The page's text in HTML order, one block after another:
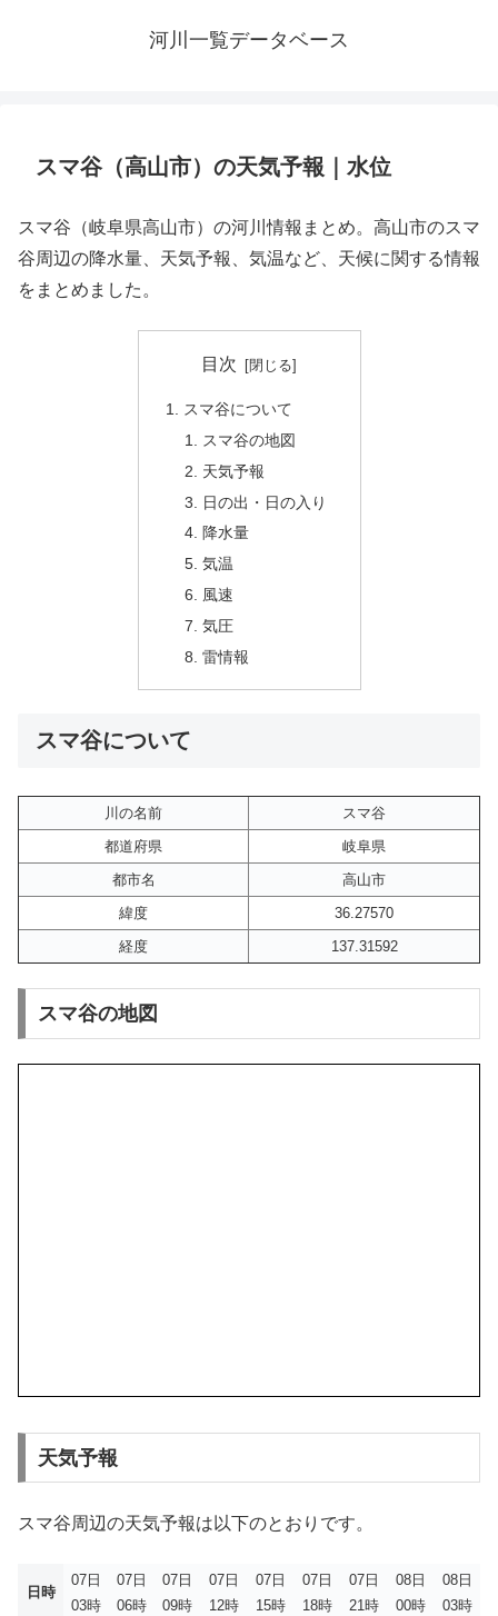
河川一覧データベース
スマ谷（高山市）の天気予報｜水位
スマ谷（岐阜県高山市）の河川情報まとめ。高山市のスマ
谷周辺の降水量、天気予報、気温など、天候に関する情報
をまとめました。
目次
スマ谷について
スマ谷の地図
天気予報
日の出・日の入り
降水量
気温
風速
気圧
雷情報
スマ谷について
川の名前
スマ谷
都道府県
岐阜県
都市名
高山市
緯度
36.27570
経度
137.31592
スマ谷の地図
天気予報
スマ谷周辺の天気予報は以下のとおりです。
日時
07日
03時
07日
06時
07日
09時
07日
12時
07日
15時
07日
18時
07日
21時
08日
00時
08日
03時